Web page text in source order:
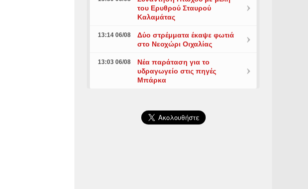
του Ερυθρού Σταυρού
Καλαμάτας
13:14 06/08
Δύο στρέμματα έκαψε φωτιά
στο Νεοχώρι Οιχαλίας
13:03 06/08
Νέα παράταση για το
υδραγωγείο στις πηγές
Μπάρκα